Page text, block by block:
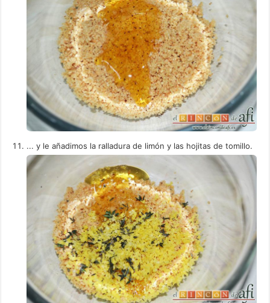
... y le añadimos la ralladura de limón y las hojitas de tomillo.